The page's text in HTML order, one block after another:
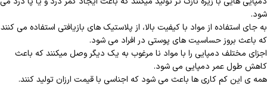
شود.
به جای استفاده از مواد با کیفیت بالا، از پلاستیک های بازیافتی استفاده می کنند
که باعث بروز حساسیت های پوستی در افراد می شود.
اجزای مختلف دمپایی را با مواد نا مرغوب به یک دیگر وصل میکنند که باعث
کاهش طول عمر دمپایی می شود.
همه ی این کم کاری ها باعث می شود که اجناسی با قیمت ارزان تولید کنند.